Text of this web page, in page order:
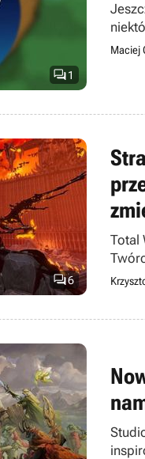
1
Maciej
6
Total